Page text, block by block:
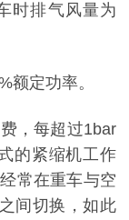
时排气风量为
额定功率。
，每超过1bar
的紧缩机工作
常在重车与空
间切换，如此